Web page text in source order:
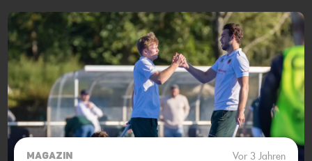
MAGAZIN Vor 3 Jahren